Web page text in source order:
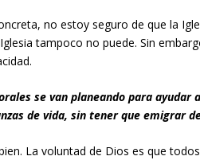
no estoy seguro de que la
tampoco no puede. Sin
se van planeando para
de vida, sin tener que emigrar
La voluntad de Dios es que